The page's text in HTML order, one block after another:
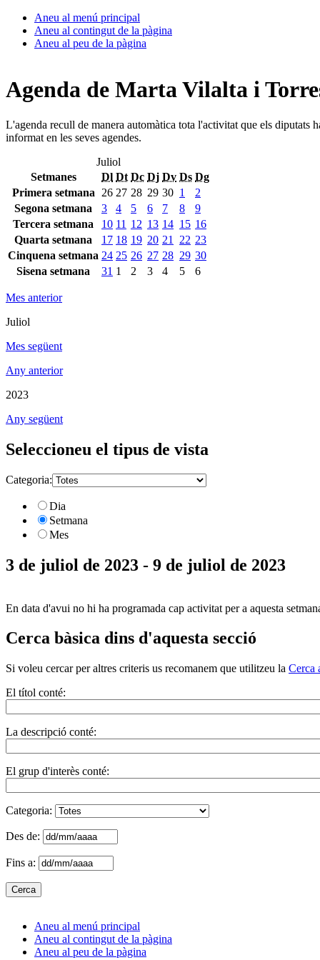
Aneu al menú principal
Aneu al contingut de la pàgina
Aneu al peu de la pàgina
Agenda de Marta Vilalta i
L'agenda recull de manera automàtica tota l'activitat que els diputats
informat en les seves agendes.
Juliol
Setmanes
Dl Dt Dc Dj Dv Ds Dg
Primera setmana
26 27 28 29 30 1
2
Segona setmana
3 4 5 6 7 8
9
Tercera setmana
10 11 12 13 14 15 16
Quarta setmana
17 18 19 20 21 22 23
Cinquena setmana 24 25 26 27 28 29 30
Sisena setmana
31 1 2 3 4 5 6
Mes anterior
Juliol
Mes següent
Any anterior
2023
Any següent
Seleccioneu el tipus de vista
Categoria:
Dia
Setmana
Mes
3 de juliol de 2023 - 9 de juliol de 2023
En data d'avui no hi ha programada cap activitat per a aquesta
Cerca bàsica dins d'aquesta secció
Si voleu cercar per altres criteris us recomanem que utilitzeu la Cerca
El títol conté:
La descripció conté:
El grup d'interès conté:
Categoria:
Des de:
Fins a:
Aneu al menú principal
Aneu al contingut de la pàgina
Aneu al peu de la pàgina